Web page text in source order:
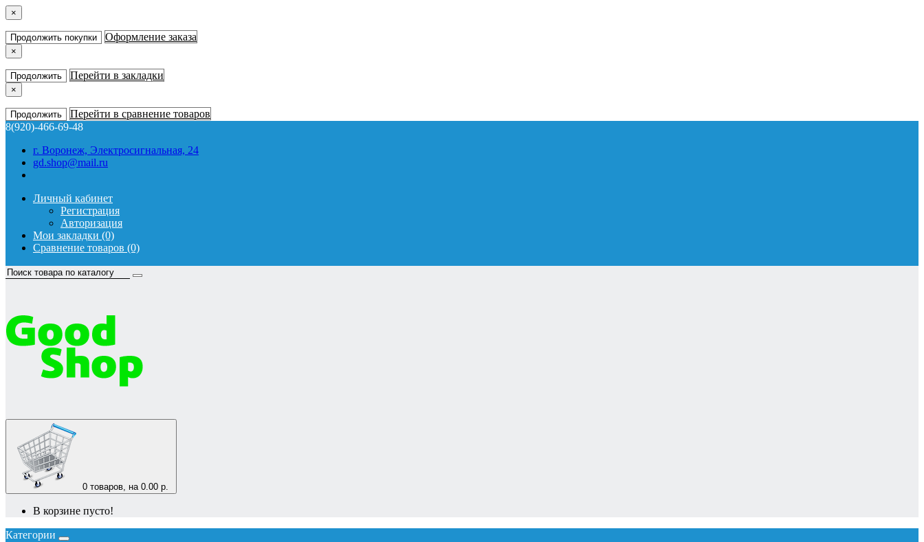
×
Продолжить покупки Оформление заказа
×
Продолжить Перейти в закладки
×
Продолжить
Перейти в сравнение товаров
8(920)-466-69-48
г. Воронеж, Электросигнальная, 24
gd.shop@mail.ru
Личный кабинет
Регистрация
Авторизация
Мои закладки (0)
Сравнение товаров (0)
0 товаров, на 0.00 р.
В корзине пусто!
Категории